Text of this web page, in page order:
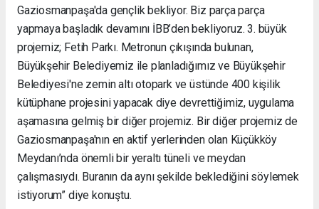
Gaziosmanpaşa'da gençlik bekliyor. Biz parça parça
yapmaya başladık devamını İBB’den bekliyoruz. 3. büyük
projemiz; Fetih Parkı. Metronun çıkışında bulunan,
Büyükşehir Belediyemiz ile planladığımız ve Büyükşehir
Belediyesi'ne zemin altı otopark ve üstünde 400 kişilik
kütüphane projesini yapacak diye devrettiğimiz, uygulama
aşamasına gelmiş bir diğer projemiz. Bir diğer projemiz de
Gaziosmanpaşa'nın en aktif yerlerinden olan Küçükköy
Meydanı’nda önemli bir yeraltı tüneli ve meydan
çalışmasıydı. Buranın da aynı şekilde beklediğini söylemek
istiyorum” diye konuştu.